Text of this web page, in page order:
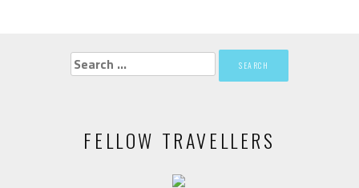
Search
for:
FELLOW TRAVELLERS